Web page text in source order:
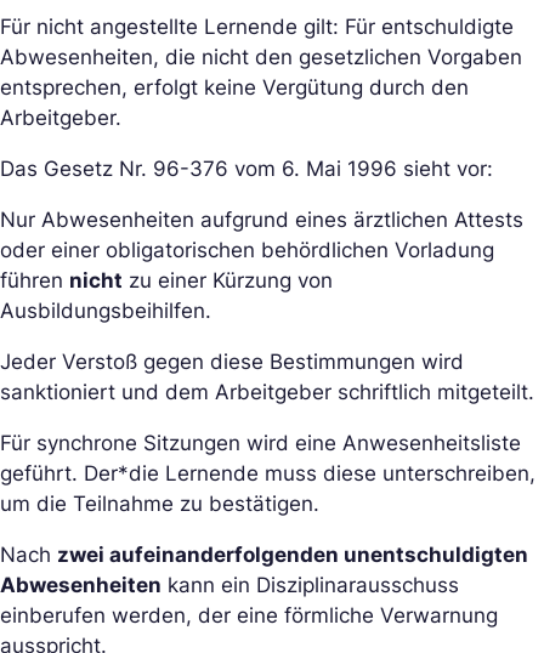
Für nicht angestellte Lernende gilt: Für entschuldigte
Abwesenheiten, die nicht den gesetzlichen Vorgaben
entsprechen, erfolgt keine Vergütung durch den
Arbeitgeber.
Das Gesetz Nr. 96-376 vom 6. Mai 1996 sieht vor:
Nur Abwesenheiten aufgrund eines ärztlichen Attests
oder einer obligatorischen behördlichen Vorladung
führen nicht zu einer Kürzung von
Ausbildungsbeihilfen.
Jeder Verstoß gegen diese Bestimmungen wird
sanktioniert und dem Arbeitgeber schriftlich mitgeteilt.
Für synchrone Sitzungen wird eine Anwesenheitsliste
geführt. Der*die Lernende muss diese unterschreiben,
um die Teilnahme zu bestätigen.
Nach zwei aufeinanderfolgenden unentschuldigten
Abwesenheiten kann ein Disziplinarausschuss
einberufen werden, der eine förmliche Verwarnung
ausspricht.